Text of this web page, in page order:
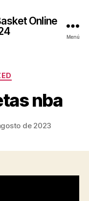
Online
Menú
nba
de 2023